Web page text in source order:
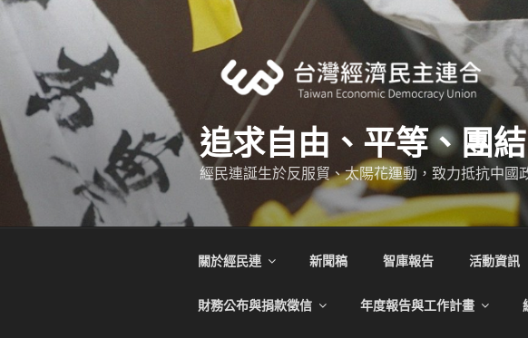
跳
容
追求自由、平等、團
經民連誕生於反服貿、太陽花運動，致力抵抗中
關於經民連 新聞稿 智庫報告 活動資訊
財務公布與捐款徵信 年度報告與工作計畫